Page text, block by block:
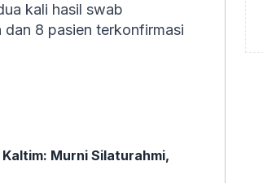
kali hasil swab
8 pasien terkonfirmasi
Murni Silaturahmi,